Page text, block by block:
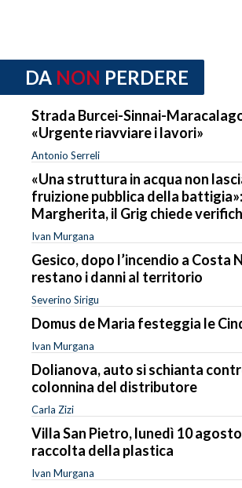
DA NON PERDERE
Strada Burcei-Sinnai-
«Urgente riavviare i lavori»
Antonio Serreli
«Una struttura in acqua non
fruizione pubblica della
Margherita, il Grig chiede
Ivan Murgana
Gesico, dopo l’incendio a Costa
restano i danni al territorio
Severino Sirigu
Domus de Maria festeggia le
Ivan Murgana
Dolianova, auto si schianta
colonnina del distributore
Carla Zizi
Villa San Pietro, lunedì 10
raccolta della plastica
Ivan Murgana